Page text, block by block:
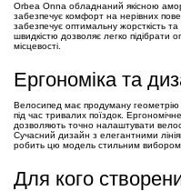
Orbea Onna обладнаний якісною
забезпечує комфорт на нерівних
забезпечує оптимальну жорсткість
швидкістю дозволяє легко підібрати
місцевості.
Ергономіка та
Велосипед має продуману
під час тривалих поїздок.
дозволяють точно налаштувати
Сучасний дизайн з елегантними
робить цю модель стильним вибором.
Для кого